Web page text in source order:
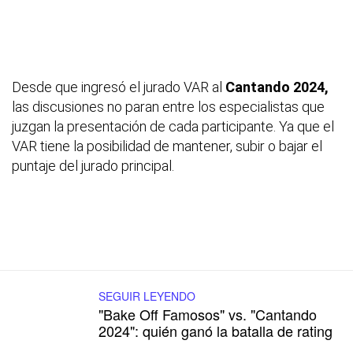
Desde que ingresó el jurado VAR al Cantando 2024,
las discusiones no paran entre los especialistas que
juzgan la presentación de cada participante. Ya que el
VAR tiene la posibilidad de mantener, subir o bajar el
puntaje del jurado principal.
SEGUIR LEYENDO
"Bake Off Famosos" vs. "Cantando
2024": quién ganó la batalla de rating